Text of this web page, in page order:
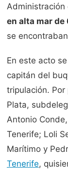
Administración
en alta mar de
se
En este acto
capitán del
tripulación.
Plata,
Antonio
Tenerife; Loli
Marítimo y
Tenerife,